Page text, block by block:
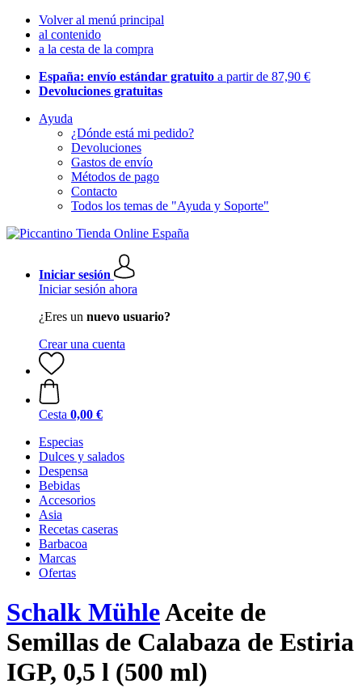
Volver al menú principal
al contenido
a la cesta de la compra
España: envío estándar gratuito a partir de 87,90 €
Devoluciones gratuitas
Ayuda
¿Dónde está mi pedido?
Devoluciones
Gastos de envío
Métodos de pago
Contacto
Todos los temas de "Ayuda y Soporte"
Iniciar sesión
Iniciar sesión ahora
¿Eres un nuevo usuario?
Crear una cuenta
Cesta 0,00 €
Especias
Dulces y salados
Despensa
Bebidas
Accesorios
Asia
Recetas caseras
Barbacoa
Marcas
Ofertas
Schalk MühleAceite de
Semillas de Calabaza de Estiria
IGP, 0,5 l (500 ml)